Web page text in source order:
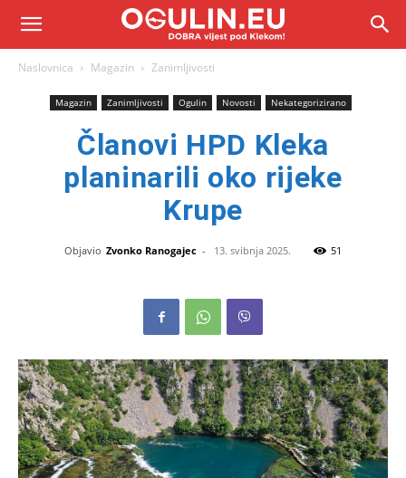
Naslovnica Magazin Zanimljivosti
Magazin Zanimljivosti Ogulin Novosti Nekategorizirano
Članovi HPD Kleka
planinarili oko rijeke
Krupe
Objavio Zvonko Ranogajec - 13. svibnja 2025. 51